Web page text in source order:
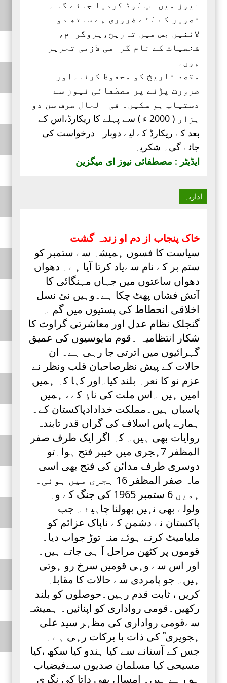
بدلتے رنگ ۔۔۔۔ رھے نام اللہ کا
تحریر ۔۔۔ مظہر سلیم حجازی پہلا
منظر پچیس سال قبل ، ایک دور تھا
جب پیشے کے لحاظ سے وکیل ، وہ
شخص میرے ٹیبل پہ ایک سائل بن کر
آیا پاکستان،
‏اداریہ۔ روشنی کی کرن. محمد
عابد ضیائی چیف ایڈیٹر
ماہنامہ مصطفائی نیوز کراچی
مصطفائی تحریک پاکستان
اپنےقیام سے لے کر ۔۔۔
جناب سعید احمد چشتی ڈویژنل
صدر مصطفائی تحریک ساہیوال کی
موجودہ مرکزی قیادت مبارکباد کی
مستحق ہے۔ کہ جنہوں نے حیی علی
نیوز میں اپ لوڈ کردیا جائے گا ۔
تصویر کے لئے ضروری ہے ساتھ دو
لائنیں جس میں تاریخ،پروگرام،
شخصیات کے نام گرامی لازمی تحریر
ہوں۔
مقصد تاریخ کو محفوظ کرنا۔اور
ضرورت پڑنے پر مصطفائی نیوز سے
دستیاب ہو سکیں۔ فی الحال صرف سن دو
ہزار ( 2000 ء ) سے پہلے کا ریکارڈ،
اس کے
بعد کے ریکارڈ کے لیے دوبارہ درخواست کی
جائے گی۔ شکریہ
ایڈیٹر : مصطفائی نیوز ای میگزین
اداریہ
خاک پنجاب از دم او زندہ گشت
سیاست کا فسوں ہمیشہ سے ستمبر کو
ستم بر کے نام سےیاد کرتا آیا ہے۔ دھواں
دھواں ساعتوں میں جہاں مہنگائی کا
آتش فشاں پھٹ چکا ہے۔وہیں نئ نسل
اخلاقی انحطاط کی پستیوں میں گم ۔
گنجلک نظام عدل اور معاشرتی گراوٹ کا
شکار انتظامیہ ۔قوم مایوسیوں کی عمیق
گہرائیوں میں اترتی جا رہی ہے۔ ان
حالات کے پیش نظرصاحبان قلب ونظر نے
عزم نو کا نعرہ بلند کیا۔اور کہا کہ ہمیں
امیں ہیں ۔اس ملت کی ناٶ کے ، ہمیں
پاسباں ہیں۔مملکت خدادادپاکستان کے۔
ہمارے پاس اسلاف کی گراں قدر تابندہ
روایات بھی ہیں۔ کہ اگر ایک طرف صفر
المظفر 7ہجری میں خیبر فتح ہوا۔تو
دوسری طرف مدائن کی فتح بھی اسی
ماہ صفر المظفر 16 ہجری میں ہوئی۔
ہمیں 6 ستمبر 1965 کی جنگ کے وہ
ولولے بھی نہیں بھولنا چاہیۓ ۔ جب
پاکستان نے دشمن کے ناپاک عزائم کو
ملیامیٹ کرتے ہوئے منہ توڑ جواب دیا۔
قوموں پر کٹھن مراحل آ ہی جاتے ہیں۔
اور اس سے وہی قومیں سرخ رو ہوتی
ہیں۔ جو پامردی سے حالات کا مقابلہ
کریں ، ثابت قدم رہیں۔حوصلوں کو بلند
رکھیں۔قومی رواداری کو اپنائیں۔ ہمیشہ
سےقومی رواداری کی مظہر سید علی
ہجویری ؒ کی ذات با برکات رہی ہے۔
جس کے آستانے سے کیا ہندو کیا سکھ ،کیا
مسیحی کیا مسلمان صدیوں سےفیضیاب
ہو رہے ہیں۔ امسال بھی داتا کی نگری